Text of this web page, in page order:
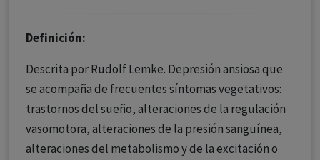
Definición:
Descrita por Rudolf Lemke. Depresión ansiosa que
se acompaña de frecuentes síntomas vegetativos:
trastornos del sueño, alteraciones de la regulación
vasomotora, alteraciones de la presión sanguínea,
alteraciones del metabolismo y de la excitación o